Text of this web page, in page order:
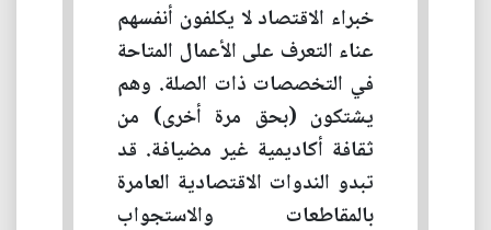
خبراء الاقتصاد لا يكلفون أنفسهم
عناء التعرف على الأعمال المتاحة
في التخصصات ذات الصلة. وهم
يشتكون (بحق مرة أخرى) من
ثقافة أكاديمية غير مضيافة. قد
تبدو الندوات الاقتصادية العامرة
بالمقاطعات والاستجواب